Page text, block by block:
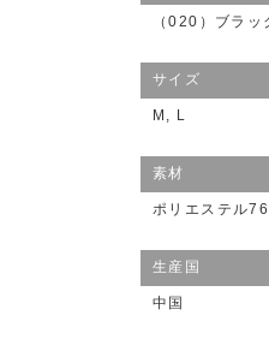
（020）ブラ
サイズ
M, L
素材
ポリエステル
生産国
中国